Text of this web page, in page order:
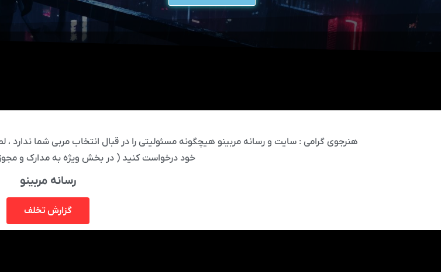
هنرجوی گرامی : سایت و رسانه مربینو هیچگونه مسئولیتی را در قبال انتخاب مربی شما ندارد ،
خود درخواست کنید ( در بخش ویژه به مدارک و
رسانه مربینو
گزارش تخلف